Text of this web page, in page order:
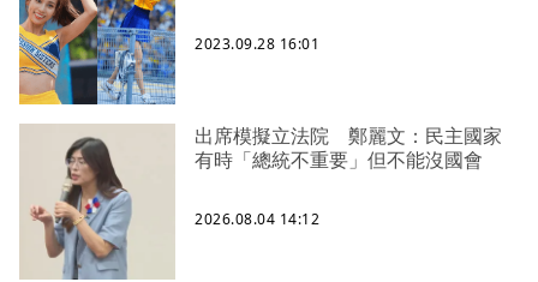
2023.09.28 16:01
出席模擬立法院 鄭麗文：民主國家
有時「總統不重要」但不能沒國會
2026.08.04 14:12